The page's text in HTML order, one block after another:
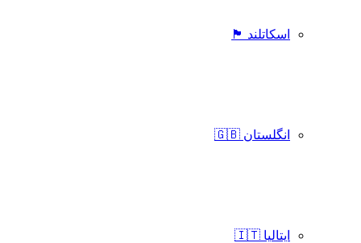
اسکاتلند 🏴󠁧󠁢󠁳󠁣󠁴󠁿
انگلستان 🇬🇧
ایتالیا 🇮🇹